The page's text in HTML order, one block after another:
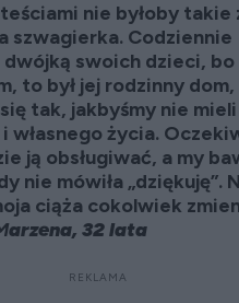
nie byłoby takie
szwagierka. Codziennie
dwójką swoich dzieci, bo
to był jej rodzinny dom,
tak, jakbyśmy nie
własnego życia.
ją obsługiwać, a my
nie mówiła „dziękuję”.
ciąża cokolwiek
arzena, 32 lata